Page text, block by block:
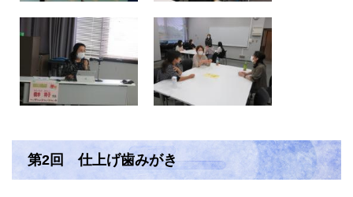
第2回 仕上げ歯みがき